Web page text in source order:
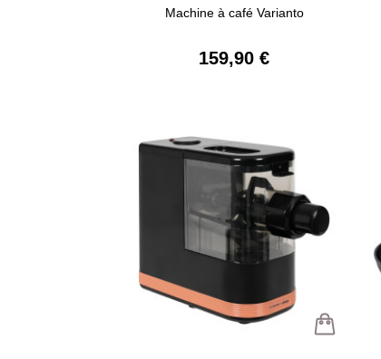
Machine à café Varianto
159,90 €